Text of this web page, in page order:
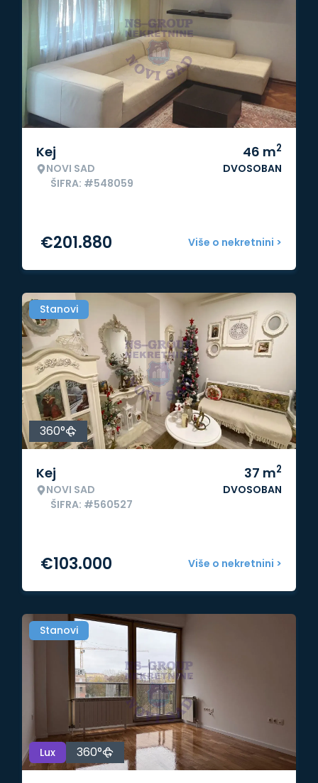
Kej
NOVI SAD
ŠIFRA: #548059
46 m2
DVOSOBAN
Više o nekretnini >
€201.880
Stanovi
360°
Kej
NOVI SAD
ŠIFRA: #560527
37 m2
DVOSOBAN
Više o nekretnini >
€103.000
Stanovi
Lux 360°